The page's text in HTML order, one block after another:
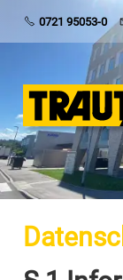
0721 95053-0